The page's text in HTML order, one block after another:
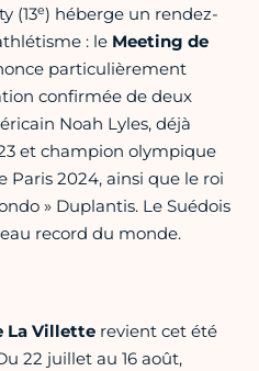
(13e) héberge un rendez-
: le Meeting de
particulièrement
confirmée de deux
Noah Lyles, déjà
et champion olympique
Paris 2024, ainsi que le roi
» Duplantis. Le Suédois
record du monde.
La Villette revient cet été
22 juillet au 16 août,